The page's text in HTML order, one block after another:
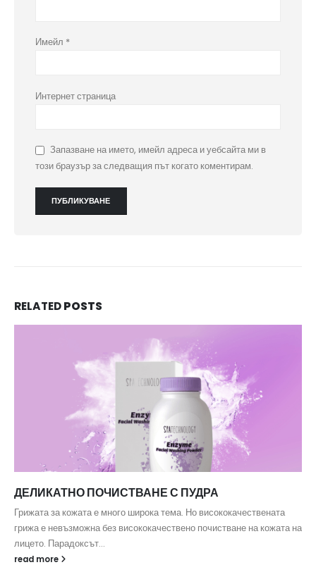
Имейл *
Интернет страница
Запазване на името, имейл адреса и уебсайта ми в
този браузър за следващия път когато коментирам.
RELATEDPOSTS
ДЕЛИКАТНО ПОЧИСТВАНЕ С ПУДРА
Грижата за кожата е много широка тема. Но висококачествената
грижа е невъзможна без висококачествено почистване на кожата на
лицето. Парадоксът...
read more